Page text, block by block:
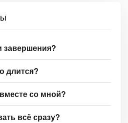
завершения?
длится?
со мной?
всё сразу?